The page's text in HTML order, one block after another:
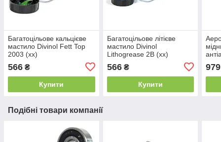
Багатоцільове кальцієве
мастило Divinol Fett Top
2003 (xx)
566 ₴
Купити
Багатоцільове літієве
мастило Divinol
Lithogrease 2B (xx)
566₴
Купити
979
Подібні товари компанії